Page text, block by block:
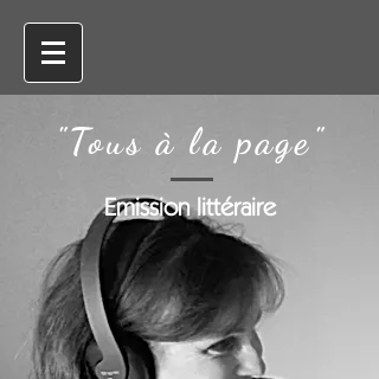
"Tous à la page"
Emission littéraire